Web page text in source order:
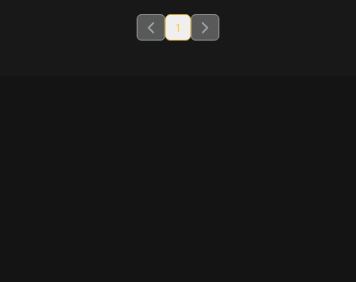
1